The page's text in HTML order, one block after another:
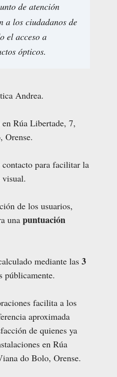
de atención
a los ciudadanos de
el acceso a
ópticos.
Andrea.
Rúa Libertade, 7,
Orense.
para facilitar la
visual.
de los usuarios,
una puntuación
mediante las 3
públicamente.
facilita a los
aproximada
de quienes ya
en Rúa
do Bolo, Orense.